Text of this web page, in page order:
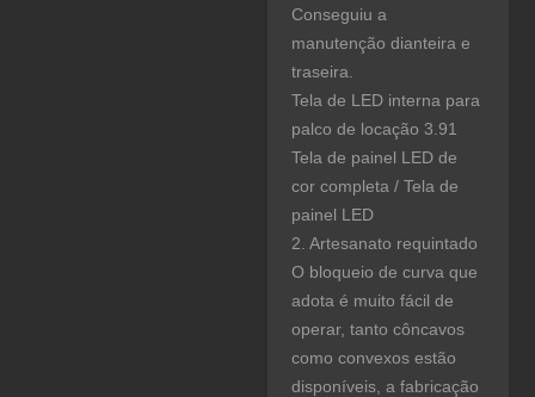
Conseguiu a
manutenção dianteira e
traseira.
Tela de LED interna para
palco de locação 3.91
Tela de painel LED de
cor completa / Tela de
painel LED
2. Artesanato requintado
O bloqueio de curva que
adota é muito fácil de
operar, tanto côncavos
como convexos estão
disponíveis, a fabricação